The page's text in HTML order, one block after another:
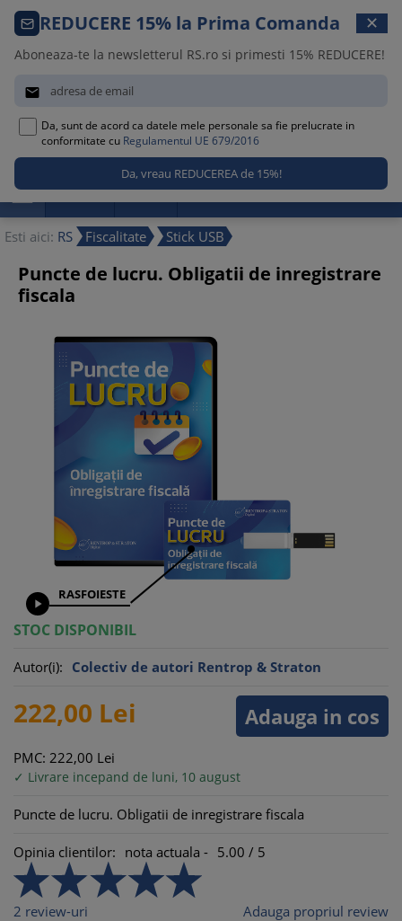
Comanda telefonica · 021 209 45 12

 Promotii Noutati Reduceri
Esti aici: RS Fiscalitate Stick USB
REDUCERE 15% la Prima Comanda ✕
Aboneaza-te la newsletterul RS.ro si primesti 15% REDUCERE!

Da, sunt de acord ca datele mele personale sa fie prelucrate in
conformitate cu Regulamentul UE 679/2016
Puncte de lucru. Obligatii de inregistrare
fiscala

RASFOIESTE
STOC DISPONIBIL
Autor(i): Colectiv de autori Rentrop & Straton
Adauga in cos
222,00 Lei
PMC: 222,00 Lei
✓ Livrare incepand de luni, 10 august
Puncte de lucru. Obligatii de inregistrare fiscala
Opinia clientilor: nota actuala - 5.00 / 5
2 review-uri Adauga propriul review